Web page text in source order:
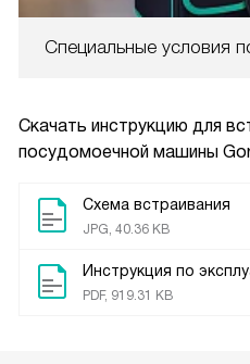
Специальные условия
Скачать инструкцию для
посудомоечной машины
Схема встраивания
JPG, 40.36 KB
Инструкция по
PDF, 919.31 KB